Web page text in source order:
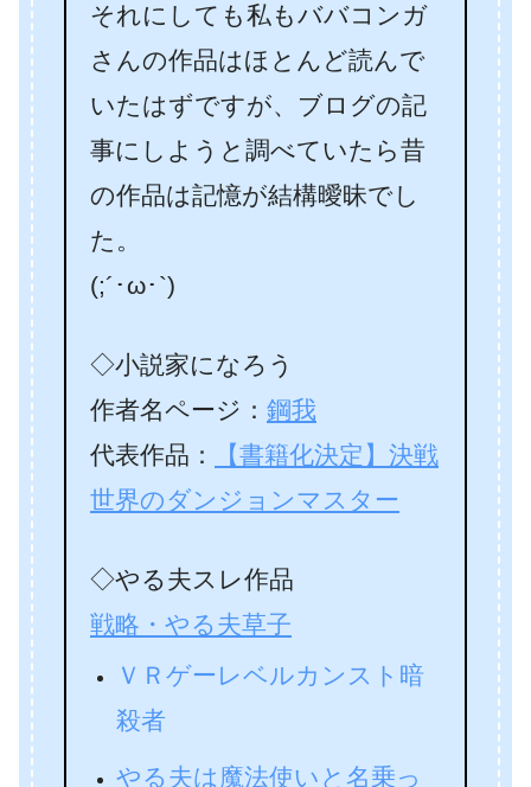
それにしても私もババコンガ
さんの作品はほとんど読んで
いたはずですが、ブログの記
事にしようと調べていたら昔
の作品は記憶が結構曖昧でし
た。
(;´･ω･`)
◇小説家になろう
作者名ページ： 鋼我
代表作品：
【書籍化決定】決戦
世界のダンジョンマスター
◇やる夫スレ作品
戦略・やる夫草子
ＶＲゲーレベルカンスト暗
殺者
やる夫は魔法使いと名乗っ